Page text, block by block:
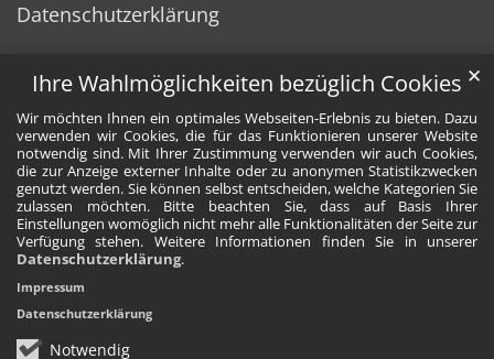
Ihre Wahlmöglichkeiten bezüglich Cookies
Wir möchten Ihnen ein optimales Webseiten-Erlebnis zu bieten. Dazu
verwenden wir Cookies, die für das Funktionieren unserer Website
notwendig sind. Mit Ihrer Zustimmung verwenden wir auch Cookies,
die zur Anzeige externer Inhalte oder zu anonymen Statistikzwecken
genutzt werden. Sie können selbst entscheiden, welche Kategorien Sie
zulassen möchten. Bitte beachten Sie, dass auf Basis Ihrer
Einstellungen womöglich nicht mehr alle Funktionalitäten der Seite zur
Verfügung stehen. Weitere Informationen finden Sie in unserer
Datenschutzerklärung.
Notwendig
✕
Impressum
Datenschutzerklärung
Datenschutzerklärung